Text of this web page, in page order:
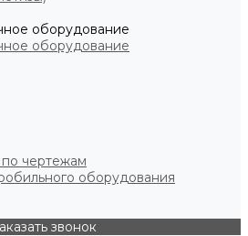
оборудование
оборудование
чертежам
оборудования
звонок